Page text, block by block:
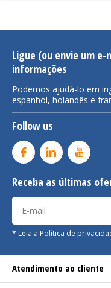
Ligue (ou envie um
informações
Podemos ajudá-lo em
espanhol, holandês e
Follow us
Receba as últimas
* Leia a Política de
Atendimento ao cliente